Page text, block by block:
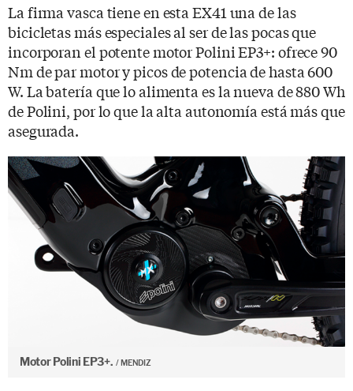
La firma vasca tiene en esta EX41 una de las
bicicletas más especiales al ser de las pocas que
incorporan el potente motor Polini EP3+: ofrece 90
Nm de par motor y picos de potencia de hasta 600
W. La batería que lo alimenta es la nueva de 880 Wh
de Polini, por lo que la alta autonomía está más que
asegurada.
Motor Polini EP3+. MENDIZ